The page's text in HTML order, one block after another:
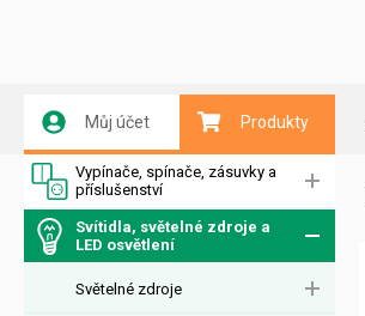
Můj účet Produkty
Vypínače, spínače, zásuvky a
příslušenství
Svítidla, světelné zdroje a
LED osvětlení
Světelné zdroje